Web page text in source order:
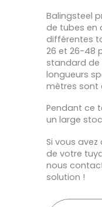
Balingsteel
de tubes en
différentes
26 et 26-48
standard de
longueurs
mètres sont
Pendant ce
un large
Si vous
de votre
nous
solution !